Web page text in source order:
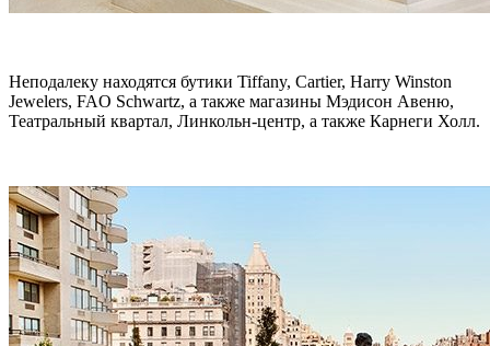
Неподалеку находятся бутики Tiffany, Cartier, Harry Winston
Jewelers, FAO Schwartz, а также магазины Мэдисон Авеню,
Театральный квартал, Линкольн-центр, а также Карнеги Холл.